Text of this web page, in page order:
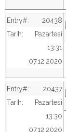
Entry#:
20438
Tarih:
Pazartesi
13:31
07.12.2020
Entry#:
20437
Tarih:
Pazartesi
13:30
07.12.2020